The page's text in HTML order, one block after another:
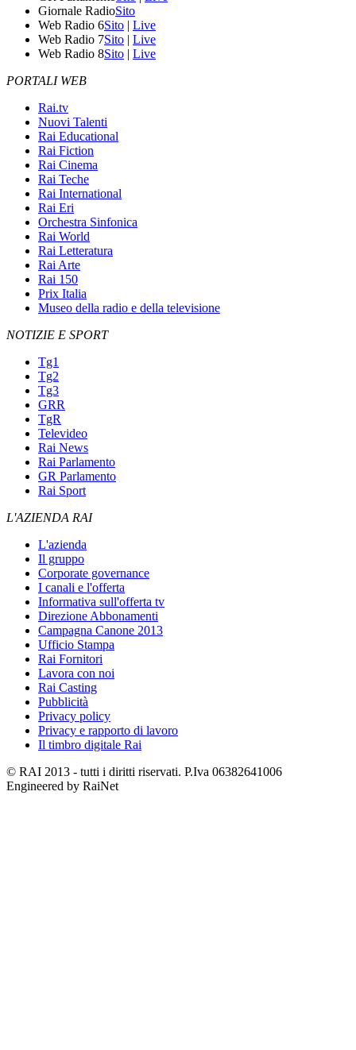
Giornale RadioSito
Web Radio 6Sito | Live
Web Radio 7Sito | Live
Web Radio 8Sito | Live
PORTALI WEB
Rai.tv
Nuovi Talenti
Rai Educational
Rai Fiction
Rai Cinema
Rai Teche
Rai International
Rai Eri
Orchestra Sinfonica
Rai World
Rai Letteratura
Rai Arte
Rai 150
Prix Italia
Museo della radio e della televisione
NOTIZIE E SPORT
Tg1
Tg2
Tg3
GRR
TgR
Televideo
Rai News
Rai Parlamento
GR Parlamento
Rai Sport
L'AZIENDA RAI
L'azienda
Il gruppo
Corporate governance
I canali e l'offerta
Informativa sull'offerta tv
Direzione Abbonamenti
Campagna Canone 2013
Ufficio Stampa
Rai Fornitori
Lavora con noi
Rai Casting
Pubblicità
Privacy policy
Privacy e rapporto di lavoro
Il timbro digitale Rai
© RAI 2013 - tutti i diritti riservati. P.Iva 06382641006
Engineered by RaiNet